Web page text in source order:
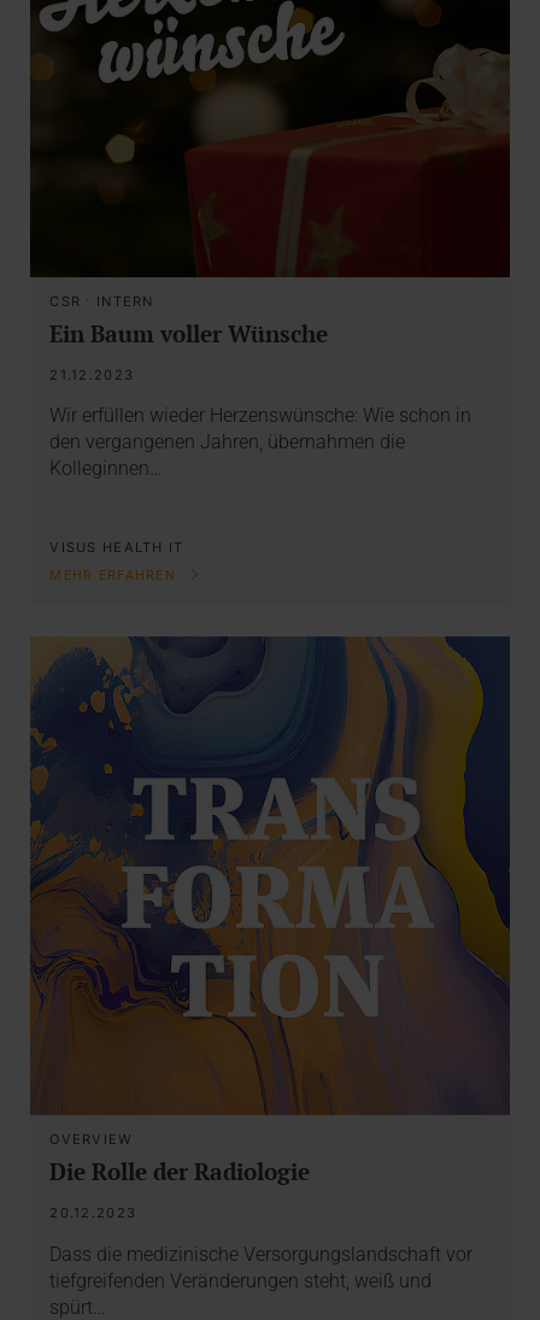
CSR · INTERN
Ein Baum voller Wünsche
21.12.2023
Wir erfüllen wieder Herzenswünsche: Wie schon in
den vergangenen Jahren, übernahmen die
Kolleginnen…
VISUS HEALTH IT
MEHR ERFAHREN
OVERVIEW
Die Rolle der Radiologie
20.12.2023
Dass die medizinische Versorgungslandschaft vor
tiefgreifenden Veränderungen steht, weiß und
spürt…